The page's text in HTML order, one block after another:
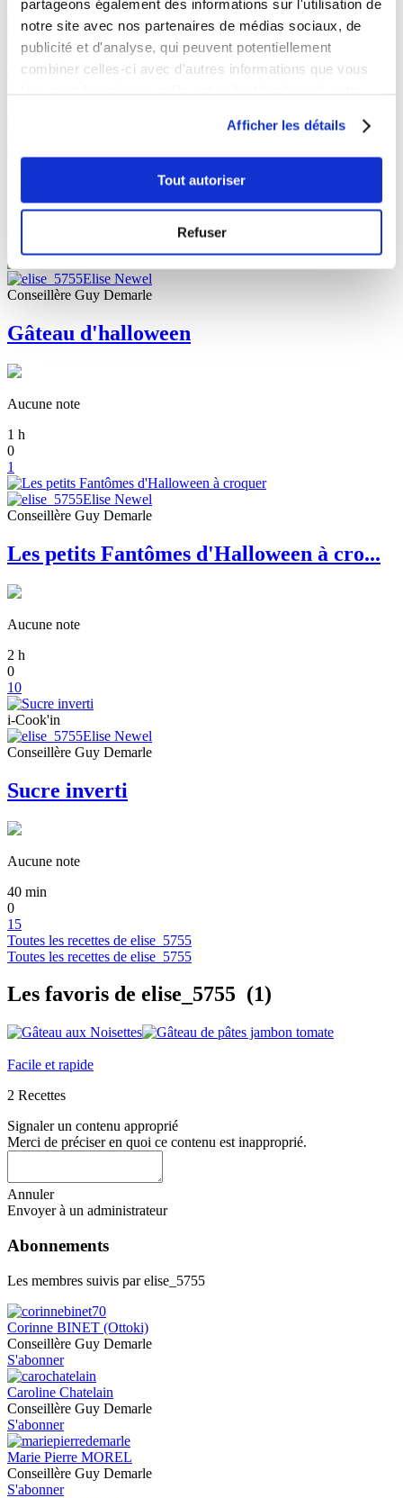
partageons également des informations sur l'utilisation de
notre site avec nos partenaires de médias sociaux, de
publicité et d'analyse, qui peuvent potentiellement
combiner celles-ci avec d'autres informations que vous
Afficher les détails
Tout autoriser
Refuser
Elise Newel
Conseillère Guy Demarle
h
Elise Newel
Conseillère Guy Demarle
Gâteau d'halloween
Aucune note
1 h
0
1
Elise Newel
Conseillère Guy Demarle
Les petits Fantômes d'Halloween à cro...
Aucune note
2 h
0
10
i-Cook'in
Elise Newel
Conseillère Guy Demarle
Sucre inverti
Aucune note
40 min
0
15
Toutes les recettes de elise_5755
Toutes les recettes de elise_5755
Les favoris de elise_5755 (1)
Facile et rapide
2 Recettes
Signaler un contenu approprié
Merci de préciser en quoi ce contenu est inapproprié.
Annuler
Envoyer à un administrateur
Abonnements
Les membres suivis par elise_5755
Corinne BINET (Ottoki)
Conseillère Guy Demarle
S'abonner
Caroline Chatelain
Conseillère Guy Demarle
S'abonner
Marie Pierre MOREL
Conseillère Guy Demarle
S'abonner